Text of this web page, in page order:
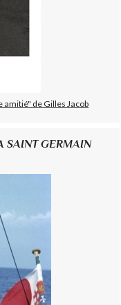
amitié" de Gilles Jacob
SAINT GERMAIN